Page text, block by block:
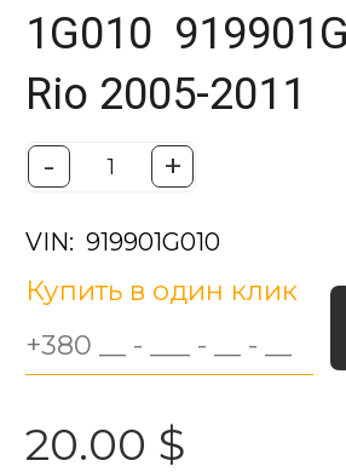
1G010
Rio 2005-2011
- +
VIN: 919901G010
20.00 $
Купить в один клик